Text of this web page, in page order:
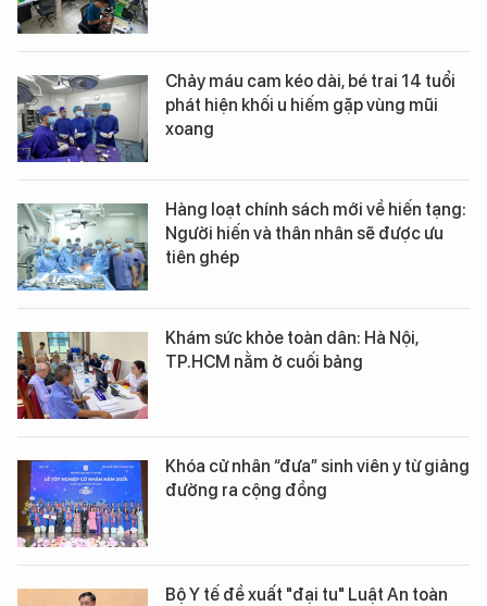
Chảy máu cam kéo dài, bé trai 14 tuổi
phát hiện khối u hiếm gặp vùng mũi
xoang
Hàng loạt chính sách mới về hiến tạng:
Người hiến và thân nhân sẽ được ưu
tiên ghép
Khám sức khỏe toàn dân: Hà Nội,
TP.HCM nằm ở cuối bảng
Khóa cử nhân “đưa” sinh viên y từ giảng
đường ra cộng đồng
Bộ Y tế đề xuất "đại tu" Luật An toàn